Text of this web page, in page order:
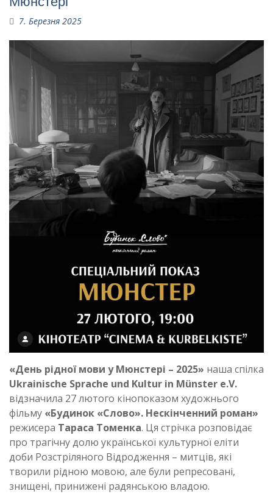
7. Березня 2025
«День рідної мови у Мюнстері – 2025» наша спілка
Ukrainische Sprache und Kultur in Münster e.V.
відзначила 27 лютого кінопоказом художнього
фільму «Будинок «Слово». Нескінченний роман»
режисера Тараса Томенка. Ця стрічка розповідає
про трагічну долю української культурної еліти
доби Розстріляного Відродження – митців, які
творили рідною мовою, але були репресовані,
знищені, принижені радянською владою.